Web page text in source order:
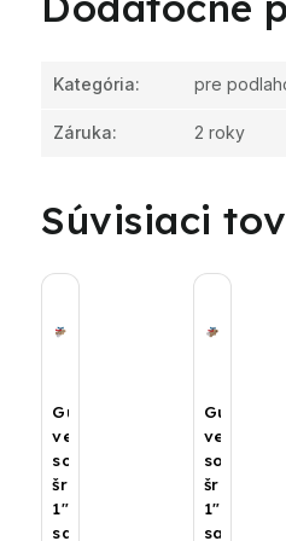
Kategória: pre
Záruka: 2 roky
Súvisiaci
Guľový
ventil
so
šróbením
1",
sada
Guľový
ventil
so
šróbením
1",
sada